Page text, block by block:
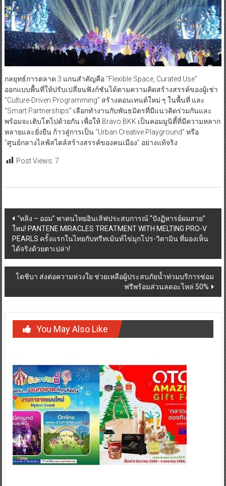
กลยุทธ์การตลาด 3 แกนสำคัญคือ “Flexible Space, Curated Use”
ออกแบบพื้นที่ให้ปรับเปลี่ยนฟังก์ชันได้ตามความคิดสร้างสรรค์ของผู้เช่า
“Culture-Driven Programming” สร้างคอนเทนต์ใหม่ ๆ ในพื้นที่ และ
“Smart Partnerships” เลือกทำงานกับพันธมิตรที่มีแนวคิดร่วมกันและ
พร้อมจะเติบโตไปด้วยกัน เพื่อให้ Bravo BKK เป็นคอมมูนิตี้ที่มีความหลาก
หลายและยั่งยืน ก้าวสู่การเป็น “Urban Creative Playground” หรือ
“ศูนย์กลางไลฟ์สไตล์สร้างสรรค์ของคนเมือง” อย่างแท้จริง
Post Views: 7
Post
navigation
“หลิง – ออม” พาคนไทยอินเลิฟประสบการณ์ “ปังฏิหารย์ผมสวย”
ใหม่! PANTENE MIRACLES TREATMENT WITH MELTING PRO-V
PEARLS ครั้งแรกในไทยกับทรีทเม้นท์ไข่มุกโปร-วิตามิน ที่มองเห็น
ได้จริงด้วยตาเปล่า!
โตชิบา ส่งต่อความห่วงใย ช่วยเหลือผู้ประสบภัยน้ำท่วมบริการซ่อม
ฟรีพร้อมส่วนลดอะไหล่ 50%
You May Also Like